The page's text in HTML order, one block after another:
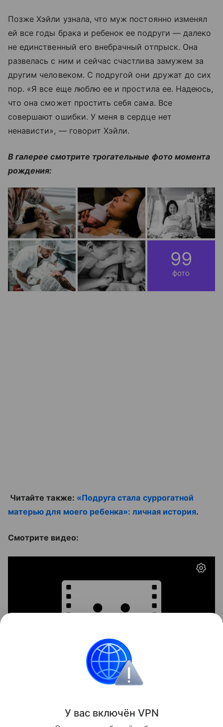
Позже Хэйли узнала, что муж постоянно изменял
ей все годы брака и ребенок ее подруги — далеко
не единственный его внебрачный отпрыск. Она
развелась с ним и сейчас счастлива замужем за
другим человеком. С подругой они дружат до сих
пор. «Я все еще люблю ее и простила ее. Надеюсь,
что она сможет простить себя сама. Все
совершают ошибки. У меня в сердце нет
ненависти», — говорит Хэйли.
В галерее смотрите трогательные фото момента
рождения:
99
фото
Читайте также: «Подруга стала суррогатной
матерью для моего ребенка»: личная история.
Смотрите видео:
У вас включён VPN